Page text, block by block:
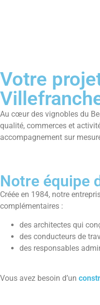
Votre
Au cœur des vignobles du
qualité, commerces et
accompagnement sur
Notre équipe
Créée en 1984, notre
complémentaires :
des architectes qui
des conducteurs de
des responsables
Vous avez besoin d’un